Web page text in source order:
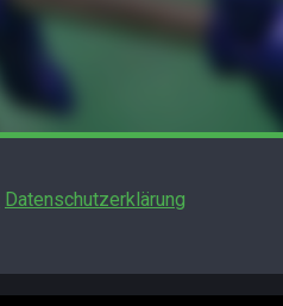
Datenschutzerklärung